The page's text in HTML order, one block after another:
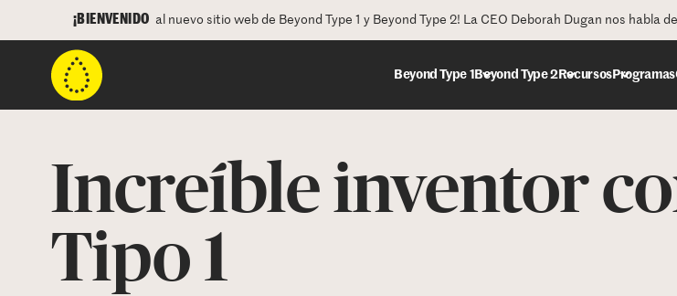
¡BIENVENIDO al nuevo sitio web de Beyond Type 1 y Beyond Type 2! La CEO Deborah Dugan nos habla
Beyond Type 1 Beyond Type 2Recursos Programas
Increíble inventor
Tipo 1